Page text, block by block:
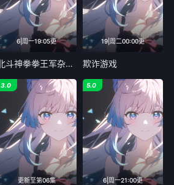
6|周一19:05更
北斗神拳拳王军杂兵们的挽歌第二季
19|周二00:00更
欺诈游戏
更新至第06集
3.0
6|周一21:00更
5.0